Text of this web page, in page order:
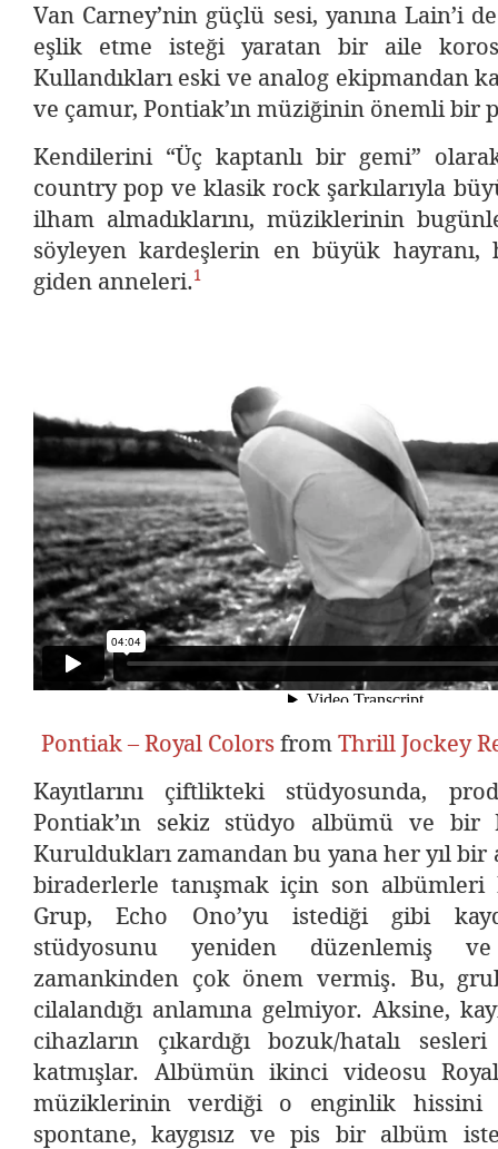
Van Carney’nin güçlü sesi, yanına Lain’i
eşlik etme isteği yaratan bir aile
Kullandıkları eski ve analog ekipmandan
ve çamur, Pontiak’ın müziğinin önemli bir
Kendilerini “Üç kaptanlı bir gemi”
country pop ve klasik rock şarkılarıyla
ilham almadıklarını, müziklerinin
söyleyen kardeşlerin en büyük hayranı,
giden anneleri.1
Pontiak – Royal Colors fromThrill Jockey
Kayıtlarını çiftlikteki stüdyosunda,
Pontiak’ın sekiz stüdyo albümü ve bir
Kuruldukları zamandan bu yana her yıl bir
biraderlerle tanışmak için son albümleri
Grup, Echo Ono’yu istediği gibi
stüdyosunu yeniden düzenlemiş
zamankinden çok önem vermiş. Bu,
cilalandığı anlamına gelmiyor. Aksine,
cihazların çıkardığı bozuk/hatalı
katmışlar. Albümün ikinci videosu
müziklerinin verdiği o enginlik hissini
spontane, kaygısız ve pis bir albüm